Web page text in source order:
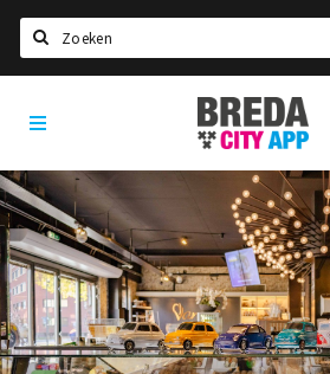
Home
Agenda
Deals
Party pics
Nieuws, interviews & blogs
Eten
Breda
City
App